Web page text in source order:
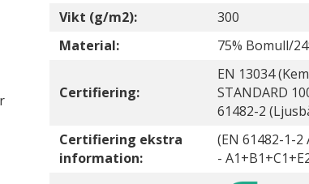
Vikt (g/m2):
300
Material:
75% Bomull/
Certifiering:
EN 13034
STANDARD
61482-2
Certifiering ekstra
information:
(EN 61482-1-2
-